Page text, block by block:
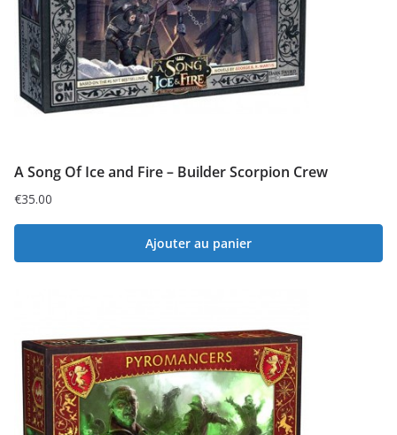
A Song Of Ice and Fire – Builder Scorpion Crew
€35.00
Ajouter au panier